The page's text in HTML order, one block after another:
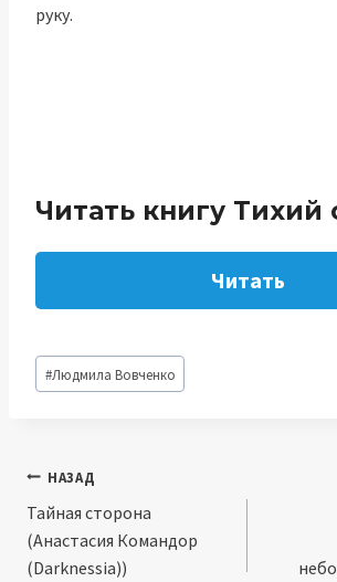
руку.
Читать книгу Тихий
Читать
Метки
записи:
#Людмила Вовченко
Навигация
по
записям
НАЗАД
Тайная сторона
(Анастасия Командор
(Darknessia))